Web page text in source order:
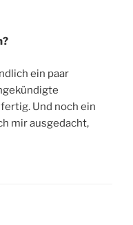
ein paar
Und noch ein
mir ausgedacht,